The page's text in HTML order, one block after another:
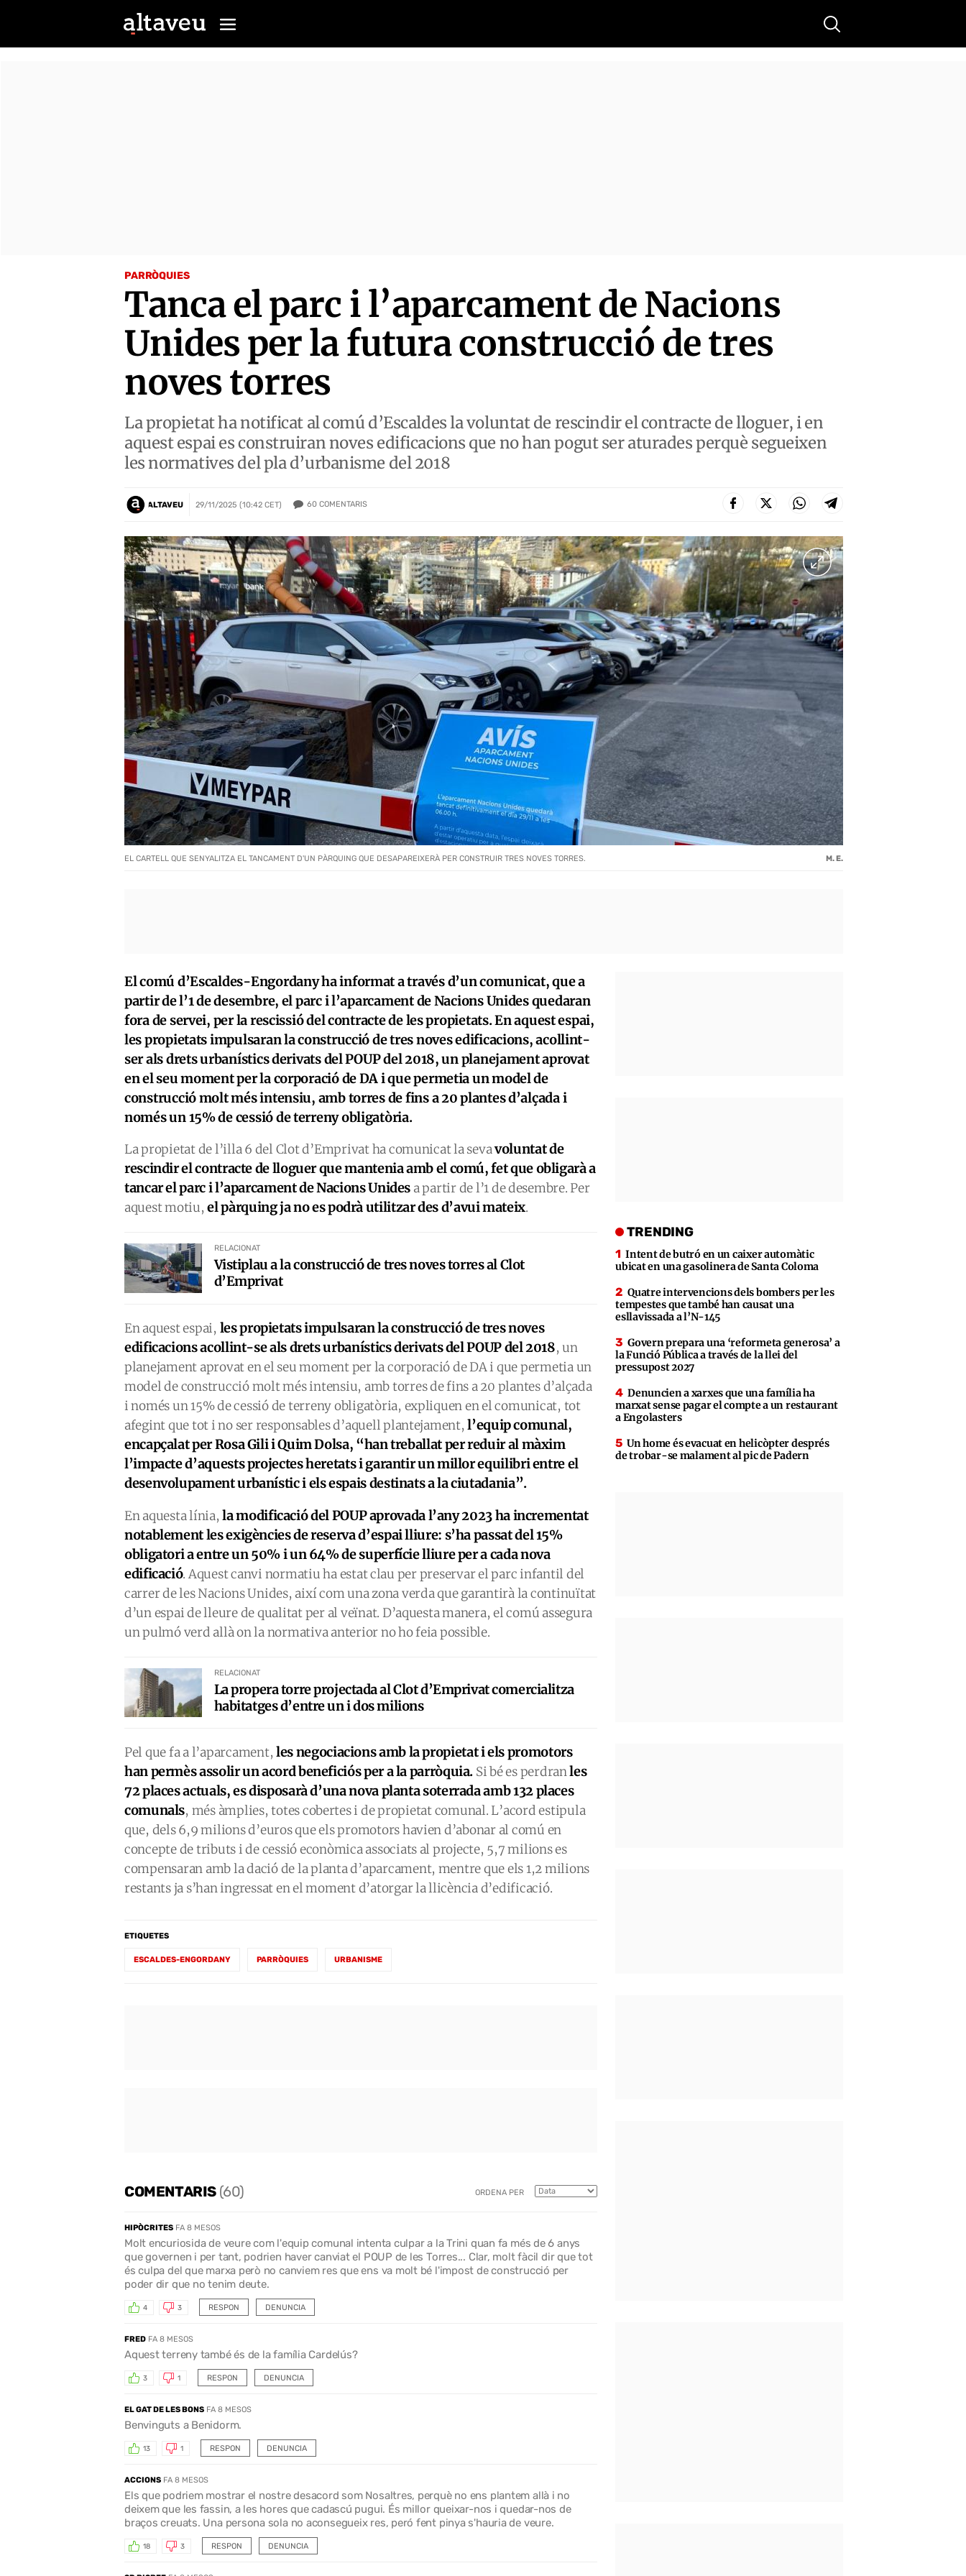
Buscar
PARRÒQUIES
Tanca el parc i l’aparcament de Nacions
Unides per la futura construcció de tres
noves torres
La propietat ha notificat al comú d’Escaldes la voluntat de rescindir el contracte de lloguer, i en
aquest espai es construiran noves edificacions que no han pogut ser aturades perquè segueixen
les normatives del pla d’urbanisme del 2018
ALTAVEU 29/11/2025 (10:42 CET) 60 COMENTARIS
EL CARTELL QUE SENYALITZA EL TANCAMENT D'UN PÀRQUING QUE DESAPAREIXERÀ PER CONSTRUIR TRES NOVES TORRES. M. E.
El comú d’Escaldes-Engordany ha informat a través d’un comunicat, que a
partir de l’1 de desembre, el parc i l’aparcament de Nacions Unides quedaran
fora de servei, per la rescissió del contracte de les propietats. En aquest espai,
les propietats impulsaran la construcció de tres noves edificacions, acollint-
ser als drets urbanístics derivats del POUP del 2018, un planejament aprovat
en el seu moment per la corporació de DA i que permetia un model de
construcció molt més intensiu, amb torres de fins a 20 plantes d’alçada i
només un 15% de cessió de terreny obligatòria.
La propietat de l’illa 6 del Clot d’Emprivat ha comunicat la sevavoluntat de
rescindir el contracte de lloguer que mantenia amb el comú, fet que obligarà a
tancar el parc i l’aparcament de Nacions Unides a partir de l’1 de desembre. Per
aquest motiu,el pàrquing ja no es podrà utilitzar des d’avui mateix.
RELACIONAT
Vistiplau a la construcció de tres noves torres al Clot
d’Emprivat
En aquest espai, les propietats impulsaran la construcció de tres noves
edificacions acollint-se als drets urbanístics derivats del POUP del 2018, un
planejament aprovat en el seu moment per la corporació de DA i que permetia un
model de construcció molt més intensiu, amb torres de fins a 20 plantes d’alçada
i només un 15% de cessió de terreny obligatòria, expliquen en el comunicat, tot
afegint que tot i no ser responsables d’aquell plantejament, l’equip comunal,
encapçalat per Rosa Gili i Quim Dolsa, “han treballat per reduir al màxim
l’impacte d’aquests projectes heretats i garantir un millor equilibri entre el
desenvolupament urbanístic i els espais destinats a la ciutadania”.
En aquesta línia,la modificació del POUP aprovada l’any 2023 ha incrementat
notablement les exigències de reserva d’espai lliure: s’ha passat del 15%
obligatori a entre un 50% i un 64% de superfície lliure per a cada nova
edificació. Aquest canvi normatiu ha estat clau per preservar el parc infantil del
carrer de les Nacions Unides, així com una zona verda que garantirà la continuïtat
d’un espai de lleure de qualitat per al veïnat. D’aquesta manera, el comú assegura
un pulmó verd allà on la normativa anterior no ho feia possible.
RELACIONAT
La propera torre projectada al Clot d’Emprivat comercialitza
habitatges d’entre un i dos milions
Pel que fa a l’aparcament,les negociacions amb la propietat i els promotors
han permès assolir un acord beneficiós per a la parròquia. Si bé es perdranles
72 places actuals, es disposarà d’una nova planta soterrada amb 132 places
comunals, més àmplies, totes cobertes i de propietat comunal. L’acord estipula
que, dels 6,9 milions d’euros que els promotors havien d’abonar al comú en
concepte de tributs i de cessió econòmica associats al projecte, 5,7 milions es
compensaran amb la dació de la planta d’aparcament, mentre que els 1,2 milions
restants ja s’han ingressat en el moment d’atorgar la llicència d’edificació.
ETIQUETES
ESCALDES-ENGORDANY PARRÒQUIES URBANISME
COMENTARIS (60) ORDENA PER
HIPÒCRITES FA 8 MESOS
Molt encuriosida de veure com l'equip comunal intenta culpar a la Trini quan fa més de 6 anys
que governen i per tant, podrien haver canviat el POUP de les Torres... Clar, molt fàcil dir que tot
és culpa del que marxa però no canviem res que ens va molt bé l'impost de construcció per
poder dir que no tenim deute.
RESPON
4 3 DENUNCIA
FRED FA 8 MESOS
Aquest terreny també és de la família Cardelús?
RESPON
3 1 DENUNCIA
EL GAT DE LES BONS FA 8 MESOS
Benvinguts a Benidorm.
RESPON
13 1 DENUNCIA
ACCIONS FA 8 MESOS
Els que podriem mostrar el nostre desacord som Nosaltres, perquè no ens plantem allà i no
deixem que les fassin, a les hores que cadascú pugui. És millor queixar-nos i quedar-nos de
braços creuats. Una persona sola no aconsegueix res, peró fent pinya s'hauria de veure.
RESPON
18 3 DENUNCIA
TRENDING
Intent de butró en un caixer automàtic
ubicat en una gasolinera de Santa Coloma
Quatre intervencions dels bombers per les
tempestes que també han causat una
esllavissada a l’N-145
Govern prepara una ‘reformeta generosa’ a
la Funció Pública a través de la llei del
pressupost 2027
Denuncien a xarxes que una família ha
marxat sense pagar el compte a un restaurant
a Engolasters
Un home és evacuat en helicòpter després
de trobar-se malament al pic de Padern